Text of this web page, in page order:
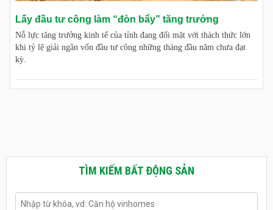
Lấy đầu tư công làm “đòn bẩy” tăng trưởng
Nỗ lực tăng trưởng kinh tế của tỉnh đang đối mặt với thách thức lớn
khi tỷ lệ giải ngân vốn đầu tư công những tháng đầu năm chưa đạt
kỳ.
TÌM KIẾM BẤT ĐỘNG SẢN